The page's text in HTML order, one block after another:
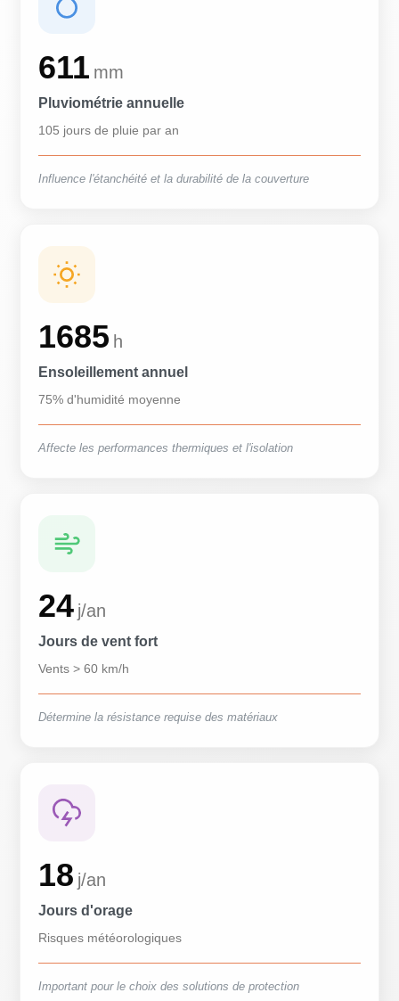
611 mm
Pluviométrie annuelle
105 jours de pluie par an
Influence l'étanchéité et la durabilité de la couverture
1685 h
Ensoleillement annuel
75% d'humidité moyenne
Affecte les performances thermiques et l'isolation
24 j/an
Jours de vent fort
Vents > 60 km/h
Détermine la résistance requise des matériaux
18 j/an
Jours d'orage
Risques météorologiques
Important pour le choix des solutions de protection